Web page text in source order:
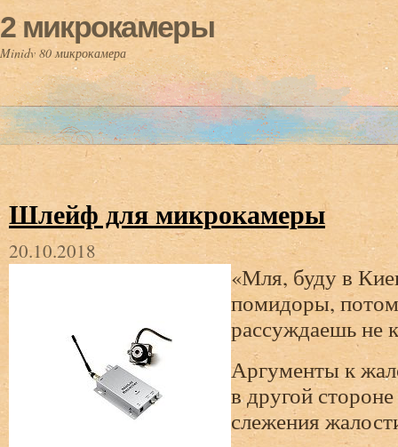
2 микрокамеры
Minidv 80 микрокамера
Шлейф для микрокамеры
20.10.2018
«Мля, буду в
помидоры,
рассуждаешь не
Аргументы к
в другой
слежения